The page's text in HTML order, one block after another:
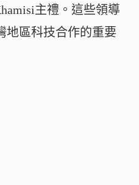
主禮。這些領導
地區科技合作的重要